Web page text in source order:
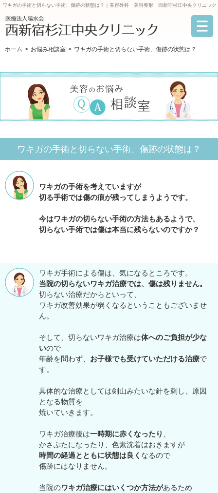
ワキガの手術と切らない手術、傷跡の状態は？｜美容外科 美容整形 西新宿杉江中央クリニック
ホーム お悩み相談室 ワキガの手術と切らない手術、傷跡の状態は？
ワキガの手術と切らない手術、傷跡の状態は？
ワキガの手術を考えていますが
切る手術では傷の痕が残ってしまうようです。
今はワキガの切らない手術の方法もあるようで、
切らない手術では傷は本当に残らないのですか？
ワキガ手術による傷は、気になるところです。
当院の切らないワキガ治療では、傷は残りません。
切らない治療だからといって、
ワキガ改善効果が弱くなるということもございませ
ん。
そして、切らないワキガ治療は体へのご負担が少な
いので
年齢を問わず、 お子様でも受けていただける治療で
す。
具体的な治療としては剣山みたいな針を刺し、原因
となる物質を
焼いていきます。
ワキガ治療後は一時期に赤くなったり
かさぶたになったり、色素沈着はおきますが
時間の経過とともに状態は良く なるので
傷跡にはなりません。
当院のワキガ治療にはいくつか方法があるため